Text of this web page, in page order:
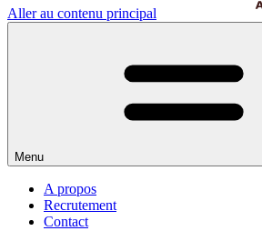
Aller au contenu principal
Menu
A propos
Recrutement
Contact